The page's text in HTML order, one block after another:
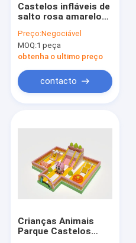
Castelos infláveis de
salto rosa amarelo
Preço:Negociável
MOQ:1 peça
obtenha o ultimo preço
contacto
Crianças Animais
Parque Castelos